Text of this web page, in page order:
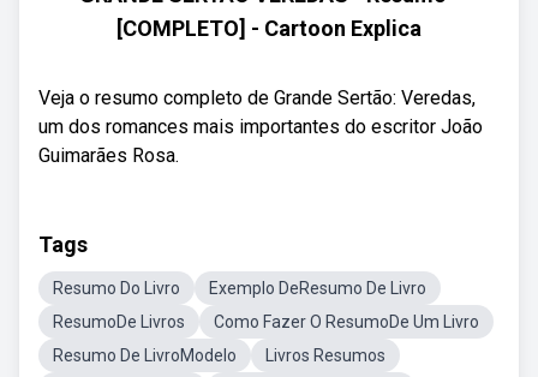
[COMPLETO] - Cartoon Explica
Veja o resumo completo de Grande Sertão: Veredas,
um dos romances mais importantes do escritor João
Guimarães Rosa.
Tags
Resumo Do Livro
Exemplo DeResumo De Livro
ResumoDe Livros
Como Fazer O ResumoDe Um Livro
Resumo De LivroModelo
Livros Resumos